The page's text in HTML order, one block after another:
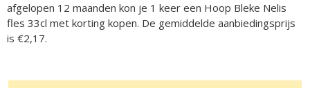
afgelopen 12 maanden kon je 1 keer een Hoop Bleke Nelis
fles 33cl met korting kopen. De gemiddelde aanbiedingsprijs
is €2,17.